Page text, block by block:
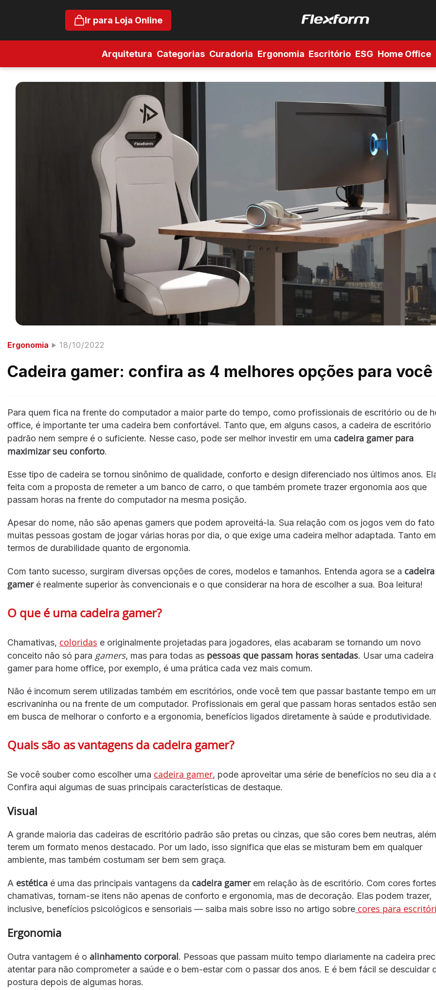
Ir para Loja Online
Arquitetura Categorias Curadoria Ergonomia Escritório ESG Home Office
Ergonomia 18/10/2022
Cadeira gamer: confira as 4 melhores opções para você
Para quem fica na frente do computador a maior parte do tempo, como profissionais de escritório ou de
office, é importante ter uma cadeira bem confortável. Tanto que, em alguns casos, a cadeira de escritório
padrão nem sempre é o suficiente. Nesse caso, pode ser melhor investir em uma cadeira gamerpara
maximizar seu conforto.
Esse tipo de cadeira se tornou sinônimo de qualidade, conforto e design diferenciado nos últimos anos.
feita com a proposta de remeter a um banco de carro, o que também promete trazer ergonomia aos que
passam horas na frente do computador na mesma posição.
Apesar do nome, não são apenas gamers que podem aproveitá-la. Sua relação com os jogos vem do
muitas pessoas gostam de jogar várias horas por dia, o que exige uma cadeira melhor adaptada. Tanto em
termos de durabilidade quanto de ergonomia.
Com tanto sucesso, surgiram diversas opções de cores, modelos e tamanhos. Entenda agora se a cadeira
gameré realmente superior às convencionais e o que considerar na hora de escolher a sua. Boa leitura!
O que é uma cadeira gamer?
Chamativas, coloridas e originalmente projetadas para jogadores, elas acabaram se tornando um novo
conceito não só para gamers, mas para todas as pessoas que passam horas sentadas. Usar uma cadeira
gamer para home office, por exemplo, é uma prática cada vez mais comum.
Não é incomum serem utilizadas também em escritórios, onde você tem que passar bastante tempo em
escrivaninha ou na frente de um computador. Profissionais em geral que passam horas sentados estão
em busca de melhorar o conforto e a ergonomia, benefícios ligados diretamente à saúde e produtividade.
Quais são as vantagens da cadeira gamer?
Se você souber como escolher uma cadeira gamer, pode aproveitar uma série de benefícios no seu dia a
Confira aqui algumas de suas principais características de destaque.
Visual
A grande maioria das cadeiras de escritório padrão são pretas ou cinzas, que são cores bem neutras,
terem um formato menos destacado. Por um lado, isso significa que elas se misturam bem em qualquer
ambiente, mas também costumam ser bem sem graça.
A estética é uma das principais vantagens da cadeira gamerem relação às de escritório. Com cores
chamativas, tornam-se itens não apenas de conforto e ergonomia, mas de decoração. Elas podem trazer,
inclusive, benefícios psicológicos e sensoriais — saiba mais sobre isso no artigo sobre cores para
Ergonomia
Outra vantagem é o alinhamento corporal. Pessoas que passam muito tempo diariamente na cadeira
atentar para não comprometer a saúde e o bem-estar com o passar dos anos. E é bem fácil se descuidar
postura depois de algumas horas.